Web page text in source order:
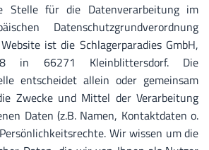
Stelle für die Datenverarbeitung im
Datenschutzgrundverordnung
ist die Schlagerparadies GmbH,
in 66271 Kleinblittersdorf. Die
entscheidet allein oder gemeinsam
Zwecke und Mittel der Verarbeitung
Daten (z.B. Namen, Kontaktdaten o.
Wir wissen um die